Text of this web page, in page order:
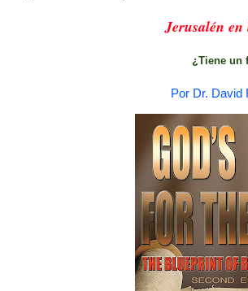
Jerusalén
¿Tiene un
Por Dr. David